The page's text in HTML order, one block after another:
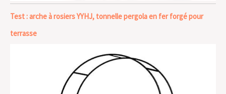
Test : arche à rosiers YYHJ, tonnelle pergola en fer forgé pour
terrasse